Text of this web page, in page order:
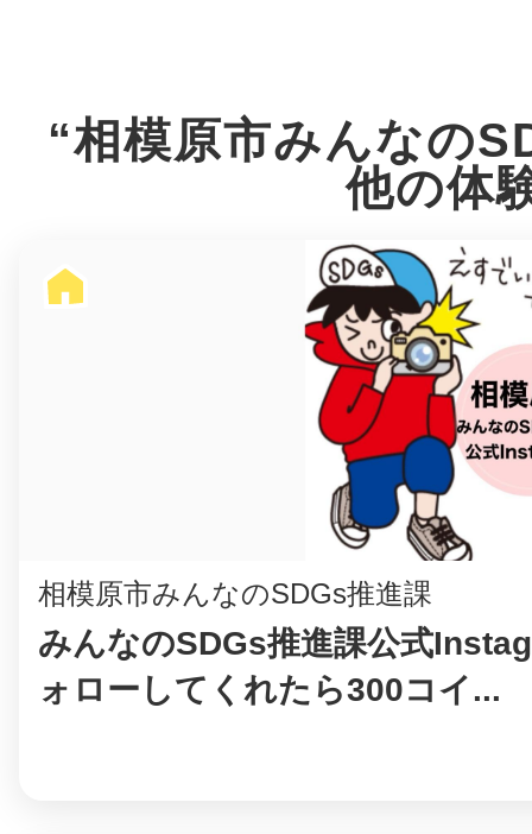
“相模原市みんなの
他の体
相模原市みんなのSDGs推進課
みんなのSDGs推進課公式
ォローしてくれたら300コイ...
渋谷区
八女
日立
滋賀県